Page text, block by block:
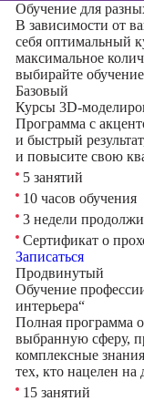
Обучение для
В зависимости от
себя оптимальный
максимальное
выбирайте
Базовый
Курсы 3D-
Программа с
и быстрый
и повысите свою
5 занятий
10 часов обучения
3 недели
Сертификат о
Записаться
Продвинутый
Обучение
интерьера“
Полная программа
выбранную сферу,
комплексные
тех, кто нацелен на
15 занятий